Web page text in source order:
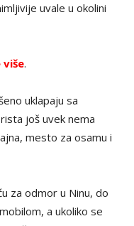
uvale u okolini
više.
uklapaju sa
još uvek nema
mesto za osamu i
za odmor u Ninu, do
a ukoliko se